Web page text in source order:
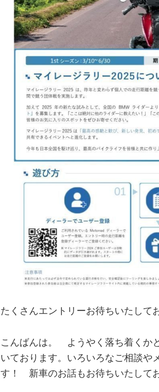
たくさんエントリーお待ちいたして
こんばんは。 ようやく落ち着くか
いております。いろいろなご相談や
す！ 新車のお話もお待ちいたして